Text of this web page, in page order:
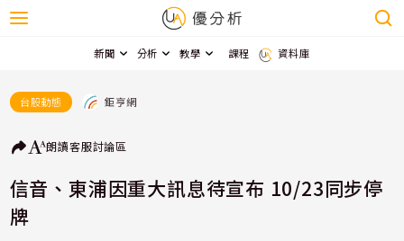
新聞 分析 教學 課程 資料庫
台股動態 鉅亨網
朗讀客服討論區
信音、東浦因重大訊息待宣布 10/23同步停
牌